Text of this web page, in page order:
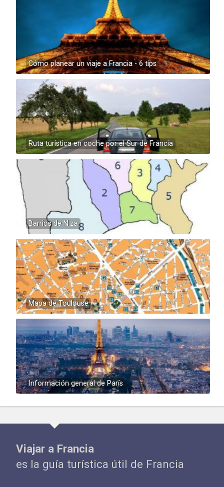
Cómo planear un viaje a Francia - 6 tips
Ruta turística en coche por el Sur de Francia
Barrios de Niza
Mapa de Toulouse
Información general de París
Viajar a Francia
es la guía turística útil de Francia